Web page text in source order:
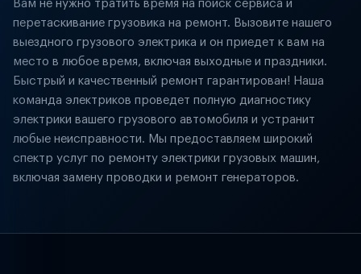
Вам не нужно тратить время на поиск сервиса и
перетаскивание грузовика на ремонт. Вызовите нашего
выездного грузового электрика и он приедет к вам на
место в любое время, включая выходные и праздники.
Быстрый и качественный ремонт гарантирован! Наша
команда электриков проведет полную диагностику
электрики вашего грузового автомобиля и устранит
любые неисправности. Мы предоставляем широкий
спектр услуг по ремонту электрики грузовых машин,
включая замену проводки и ремонт генераторов.